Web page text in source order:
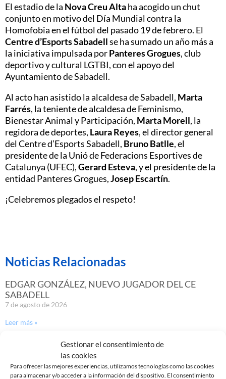
Gestionar el consentimiento de
las cookies
Para ofrecer las mejores experiencias, utilizamos tecnologías como las cookies
para almacenar y/o acceder a la información del dispositivo. El consentimiento
El estadio de la Nova Creu Altaha acogido un chut
conjunto en motivo del Día Mundial contra la
Homofobia en el fútbol del pasado 19 de febrero. El
Centre d’Esports Sabadellse ha sumado un año más a
la iniciativa impulsada porPanteres Grogues, club
deportivo y cultural LGTBI, con el apoyo del
Ayuntamiento de Sabadell.
Al acto han asistido la alcaldesa de Sabadell, Marta
Farrés, la teniente de alcaldesa de Feminismo,
Bienestar Animal y Participación, Marta Morell, la
regidora de deportes, Laura Reyes, el director general
delCentre d’Esports Sabadell, Bruno Batlle, el
presidente de la Unió de Federacions Esportives de
Catalunya (UFEC),Gerard Esteva, y el presidente de la
entidad Panteres Grogues,Josep Escartín.
¡Celebremos plegados el respeto!
Noticias Relacionadas
EDGAR GONZÁLEZ, NUEVO JUGADOR DEL CE
SABADELL
7 de agosto de 2026
Leer más »
GASTÓN VALLES, NUEVO JUGADOR DEL CE
SABADELL
30 de julio de 2026